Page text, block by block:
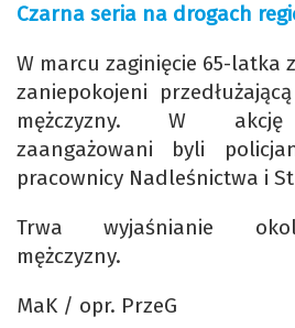
Czarna seria na drogach
W marcu zaginięcie 65-latka
zaniepokojeni
mężczyzny. W akcję
zaangażowani byli
pracownicy Nadleśnictwa i
Trwa wyjaśnianie
mężczyzny.
MaK / opr. PrzeG